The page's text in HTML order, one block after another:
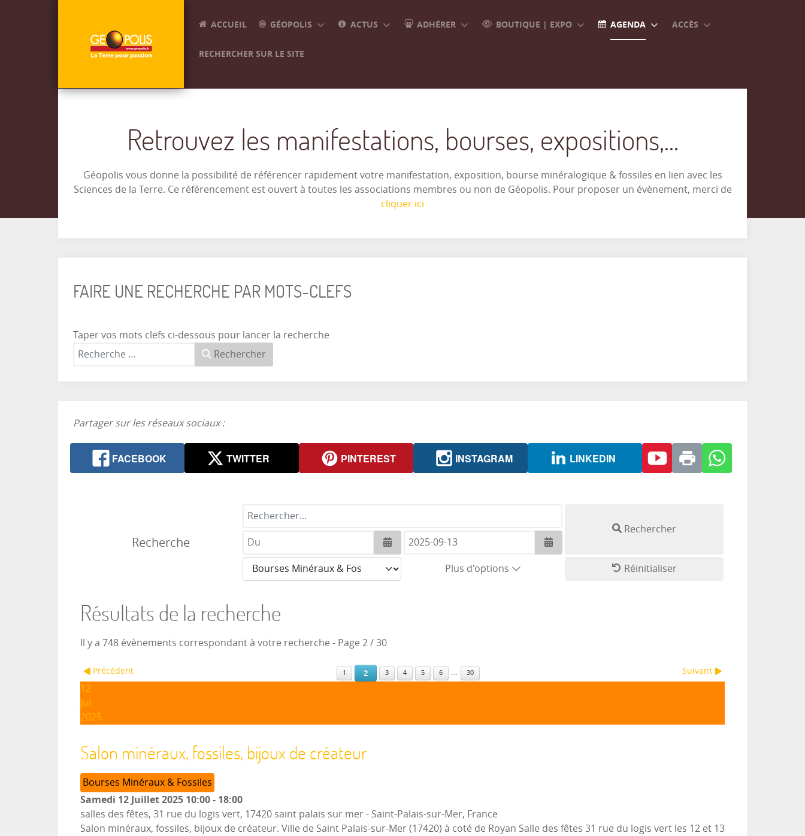
ACCUEIL GÉOPOLIS ACTUS ADHÉRER BOUTIQUE | EXPO AGENDA ACCÈS
RECHERCHER SUR LE SITE
Retrouvez les manifestations, bourses, expositions,...
Géopolis vous donne la possibilité de référencer rapidement votre manifestation, exposition, bourse minéralogique & fossiles en lien avec les
Sciences de la Terre. Ce référencement est ouvert à toutes les associations membres ou non de Géopolis. Pour proposer un évènement, merci de
cliquer ici
FAIRE UNE RECHERCHE PAR MOTS-CLEFS
Taper vos mots clefs ci-dessous pour lancer la recherche
Rechercher
Partager sur les réseaux sociaux :
FACEBOOK TWITTER PINTEREST INSTAGRAM LINKEDIN
Recherche
Rechercher...
Ouvrir le calendrier Ouvrir le calendrier
Plus d'options
Rechercher
Réinitialiser
Résultats de la recherche
Il y a 748 évènements correspondant à votre recherche - Page 2 / 30
Précédent 1 2 3 4 5 6 ... 30 Suivant
12
Jul
2025
Salon minéraux, fossiles, bijoux de créateur
Bourses Minéraux & Fossiles
Samedi 12 Juillet 2025 10:00- 18:00
salles des fêtes, 31 rue du logis vert, 17420 saint palais sur mer - Saint-Palais-sur-Mer, France
Salon minéraux, fossiles, bijoux de créateur. Ville de Saint Palais-sur-Mer (17420) à coté de Royan Salle des fêtes 31 rue du logis vert les 12 et 13